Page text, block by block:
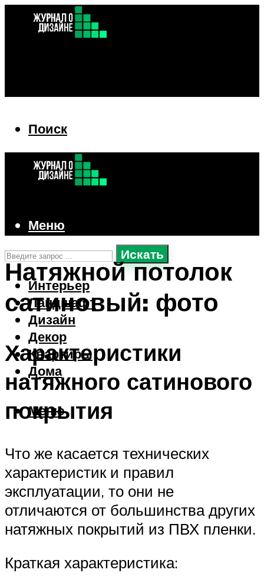
Поиск
Искать
Интерьер
Ландшафт
Дизайн
Декор
Квартиры
Дома
Меню
Меню
Натяжной потолок
сатиновый: фото
Характеристики
натяжного сатинового
покрытия
Что же касается технических
характеристик и правил
эксплуатации, то они не
отличаются от большинства других
натяжных покрытий из ПВХ пленки.
Краткая характеристика: